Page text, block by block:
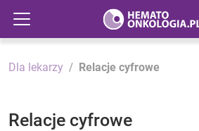
Dla lekarzy Relacje cyfrowe
Relacje cyfrowe